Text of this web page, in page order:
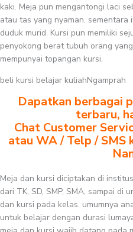
kaki. Meja pun mengantongi laci
atau tas yang nyaman.
duduk murid. Kursi pun memiliki
penyokong berat tubuh orang
mempunyai topangan kursi.
beli kursi belajar kuliahNgamprah
Dapatkan berbagai
terbaru,
Chat Customer
atau WA / Telp / SMS
Meja dan kursi diciptakan di
dari TK, SD, SMP, SMA, sampai di
dan kursi pada kelas. umumnya
untuk belajar dengan durasi